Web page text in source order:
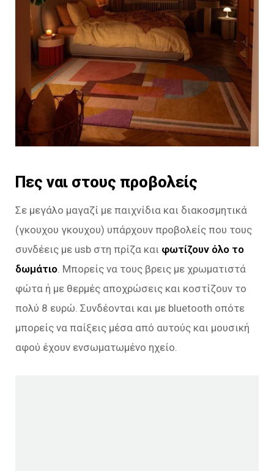
Πες ναι στους προβολείς
Σε μεγάλο μαγαζί με παιχνίδια και διακοσμητικά
(γκουχου γκουχου) υπάρχουν προβολείς που τους
συνδέεις με usb στη πρίζα και φωτίζουν όλο το
δωμάτιο. Μπορείς να τους βρεις με χρωματιστά
φώτα ή με θερμές αποχρώσεις και κοστίζουν το
πολύ 8 ευρώ. Συνδέονται και με bluetooth οπότε
μπορείς να παίξεις μέσα από αυτούς και μουσική
αφού έχουν ενσωματωμένο ηχείο.